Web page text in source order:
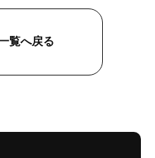
覧へ戻る